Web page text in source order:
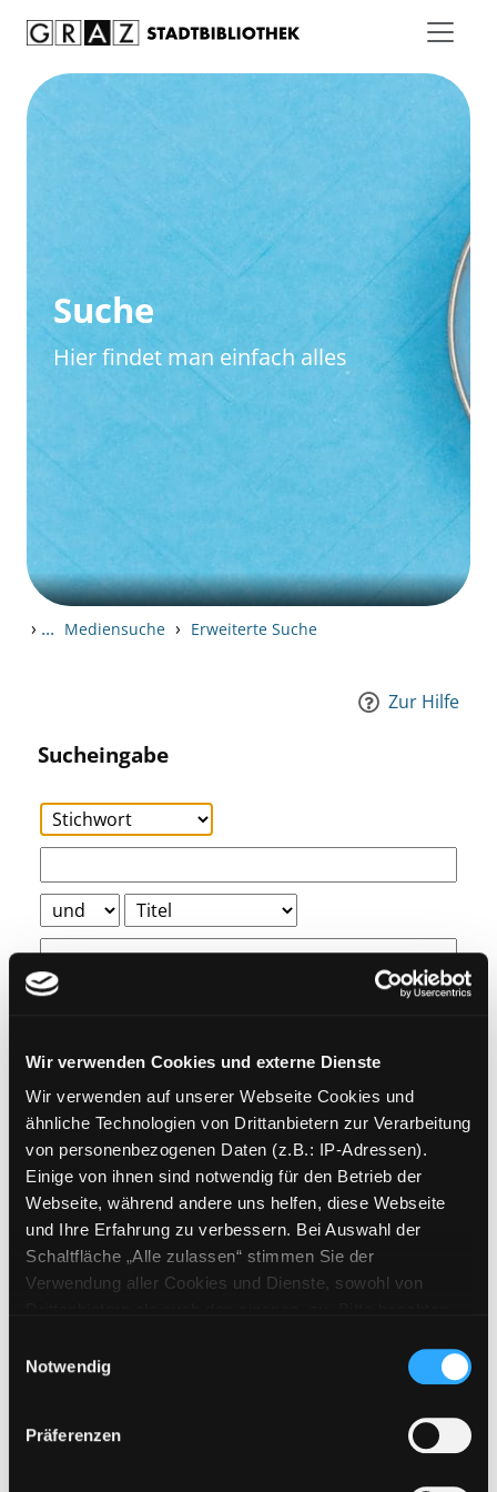
Wir verwenden Cookies und externe Dienste
Wir verwenden auf unserer Webseite Cookies und
ähnliche Technologien von Drittanbietern zur Verarbeitung
von personenbezogenen Daten (z.B.: IP-Adressen).
Einige von ihnen sind notwendig für den Betrieb der
Webseite, während andere uns helfen, diese Webseite
und Ihre Erfahrung zu verbessern. Bei Auswahl der
Schaltfläche „Alle zulassen“ stimmen Sie der
Verwendung aller Cookies und Dienste, sowohl von
Cookies von Drittanbietern, eine Verarbeitung in
unsicheren Drittländern (Länder außerhalb des EWR
ohne adäquates Datenschutzniveau) stattfinden kann. In
diesem Zusammenhang können aktuell Risiken für
Notwendig
Präferenzen
Suche
Hier findet man einfach alles
› ... Mediensuche › Erweiterte Suche
Zur Hilfe
Sucheingabe
Weitere Suchkriterien
Erwerbungen der letzten Tage
Jahr von
Medien anzeigen, die nach dem Jahr veröffentlicht
Jahr bis
Medien anzeigen, die vor dem
E-Medien
Mediengruppe